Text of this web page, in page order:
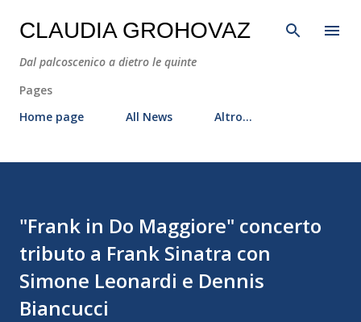
Passa ai contenuti principali
CLAUDIA GROHOVAZ
Dal palcoscenico a dietro le quinte
Pages
Home page
All News Altro…
"Frank in Do Maggiore" concerto
tributo a Frank Sinatra con
Simone Leonardi e Dennis
Biancucci